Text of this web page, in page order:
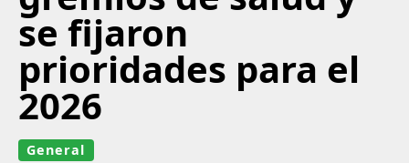
se fijaron
prioridades para el
2026
General